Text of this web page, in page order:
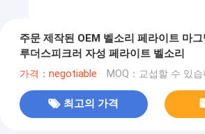
주문 제작된 OEM 벨소리 페라이트 마
루더스피크러 자성 페라이트 벨소리
가격：negotiable MOQ：교섭할 수 있
최고의 가격